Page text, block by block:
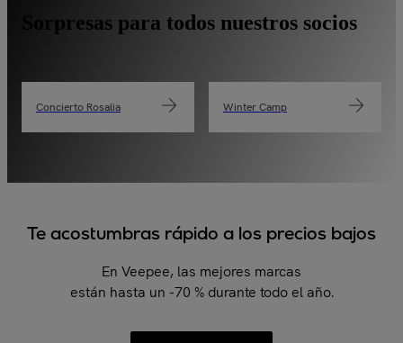
Sorpresas para todos nuestros socios
Concierto Rosalia Winter Camp
Te acostumbras rápido a los precios bajos
En Veepee, las mejores marcas
están hasta un -70 % durante todo el año.